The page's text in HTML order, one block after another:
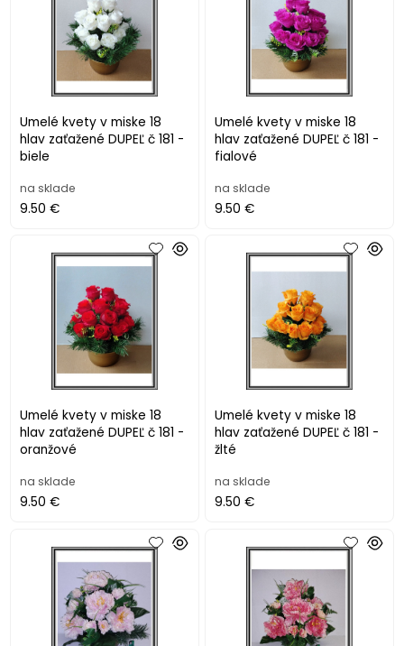
Umelé kvety v miske 18
hlav zaťažené DUPEĽ č 181 -
biele
na sklade
9.50 €
Umelé kvety v miske 18
hlav zaťažené DUPEĽ č 181 -
fialové
na sklade
9.50 €
Umelé kvety v miske 18
hlav zaťažené DUPEĽ č 181 -
oranžové
na sklade
9.50 €
Umelé kvety v miske 18
hlav zaťažené DUPEĽ č 181 -
žlté
na sklade
9.50 €